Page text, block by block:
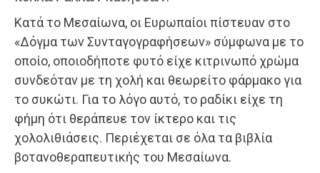
Κατά το Μεσαίωνα, οι Ευρωπαίοι πίστευαν στο
«Δόγμα των Συνταγογραφήσεων» σύμφωνα με το
οποίο, οποιοδήποτε φυτό είχε κιτρινωπό χρώμα
συνδεόταν με τη χολή και θεωρείτο φάρμακο για
το συκώτι. Για το λόγο αυτό, το ραδίκι είχε τη
φήμη ότι θεράπευε τον ίκτερο και τις
χολολιθιάσεις. Περιέχεται σε όλα τα βιβλία
βοτανοθεραπευτικής του Μεσαίωνα.